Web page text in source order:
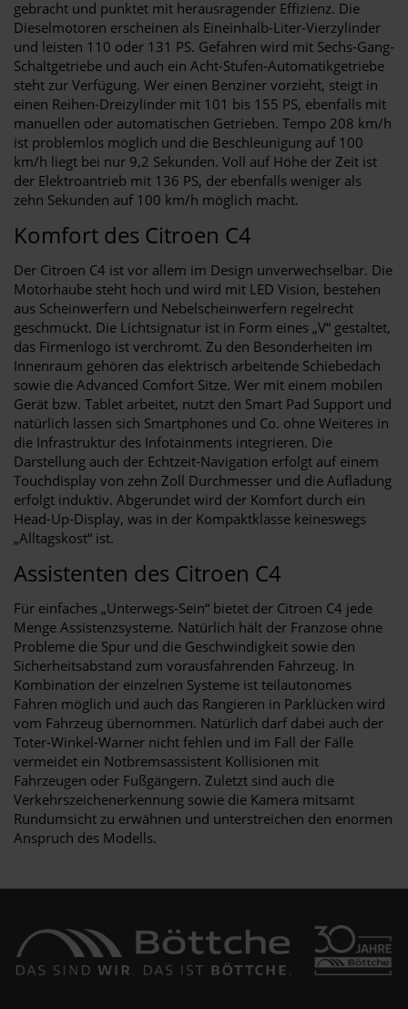
gebracht und punktet mit herausragender Effizienz. Die
Dieselmotoren erscheinen als Eineinhalb-Liter-Vierzylinder
und leisten 110 oder 131 PS. Gefahren wird mit Sechs-Gang-
Schaltgetriebe und auch ein Acht-Stufen-Automatikgetriebe
steht zur Verfügung. Wer einen Benziner vorzieht, steigt in
einen Reihen-Dreizylinder mit 101 bis 155 PS, ebenfalls mit
manuellen oder automatischen Getrieben. Tempo 208 km/h
ist problemlos möglich und die Beschleunigung auf 100
km/h liegt bei nur 9,2 Sekunden. Voll auf Höhe der Zeit ist
der Elektroantrieb mit 136 PS, der ebenfalls weniger als
zehn Sekunden auf 100 km/h möglich macht.
Komfort des Citroen C4
Der Citroen C4 ist vor allem im Design unverwechselbar. Die
Motorhaube steht hoch und wird mit LED Vision, bestehen
aus Scheinwerfern und Nebelscheinwerfern regelrecht
geschmückt. Die Lichtsignatur ist in Form eines „V“ gestaltet,
das Firmenlogo ist verchromt. Zu den Besonderheiten im
Innenraum gehören das elektrisch arbeitende Schiebedach
sowie die Advanced Comfort Sitze. Wer mit einem mobilen
Gerät bzw. Tablet arbeitet, nutzt den Smart Pad Support und
natürlich lassen sich Smartphones und Co. ohne Weiteres in
die Infrastruktur des Infotainments integrieren. Die
Darstellung auch der Echtzeit-Navigation erfolgt auf einem
Touchdisplay von zehn Zoll Durchmesser und die Aufladung
erfolgt induktiv. Abgerundet wird der Komfort durch ein
Head-Up-Display, was in der Kompaktklasse keineswegs
„Alltagskost“ ist.
Assistenten des Citroen C4
Für einfaches „Unterwegs-Sein“ bietet der Citroen C4 jede
Menge Assistenzsysteme. Natürlich hält der Franzose ohne
Probleme die Spur und die Geschwindigkeit sowie den
Sicherheitsabstand zum vorausfahrenden Fahrzeug. In
Kombination der einzelnen Systeme ist teilautonomes
Fahren möglich und auch das Rangieren in Parklücken wird
vom Fahrzeug übernommen. Natürlich darf dabei auch der
Toter-Winkel-Warner nicht fehlen und im Fall der Fälle
vermeidet ein Notbremsassistent Kollisionen mit
Fahrzeugen oder Fußgängern. Zuletzt sind auch die
Verkehrszeichenerkennung sowie die Kamera mitsamt
Rundumsicht zu erwähnen und unterstreichen den enormen
Anspruch des Modells.